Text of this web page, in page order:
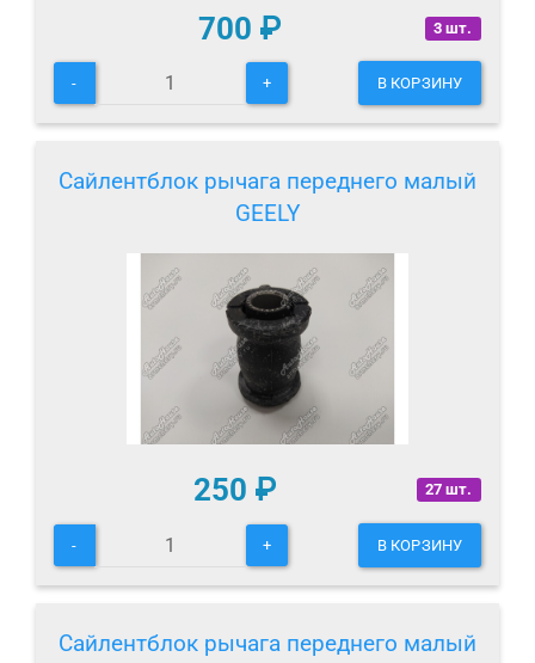
3 шт.
700 ₽
- + В КОРЗИНУ
Сайлентблок рычага переднего малый
GEELY
27 шт.
250 ₽
- + В КОРЗИНУ
Сайлентблок рычага переднего малый